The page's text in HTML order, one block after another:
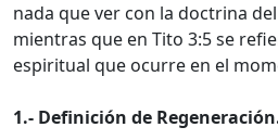
nada que ver con la doctrina
mientras que en Tito 3:5 se
espiritual que ocurre en el
1.- Definición de